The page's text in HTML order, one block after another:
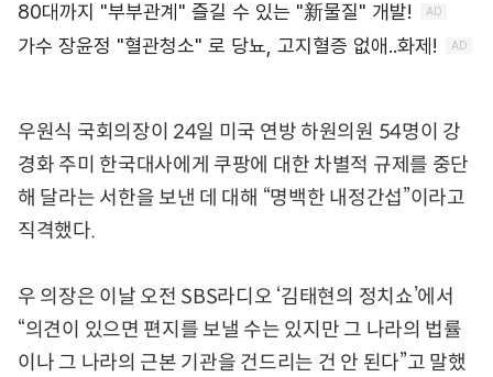
우원식 국회의장이 24일 미국 연방 하원의원 54명이 강
경화 주미 한국대사에게 쿠팡에 대한 차별적 규제를 중단
해 달라는 서한을 보낸 데 대해 “명백한 내정간섭”이라고
직격했다.
우 의장은 이날 오전 SBS라디오 ‘김태현의 정치쇼’에서
“의견이 있으면 편지를 보낼 수는 있지만 그 나라의 법률
이나 그 나라의 근본 기관을 건드리는 건 안 된다”고 말했